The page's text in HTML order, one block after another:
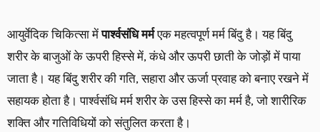
आयुर्वेदिक चिकित्सा मेंपार्श्वसंधि मर्मएक महत्वपूर्ण मर्म बिंदु है। यह बिंदु
शरीर के बाजुओं के ऊपरी हिस्से में, कंधे और ऊपरी छाती के जोड़ों में पाया
जाता है। यह बिंदु शरीर की गति, सहारा और ऊर्जा प्रवाह को बनाए रखने में
सहायक होता है। पार्श्वसंधि मर्म शरीर के उस हिस्से का मर्म है, जो शारीरिक
शक्ति और गतिविधियों को संतुलित करता है।